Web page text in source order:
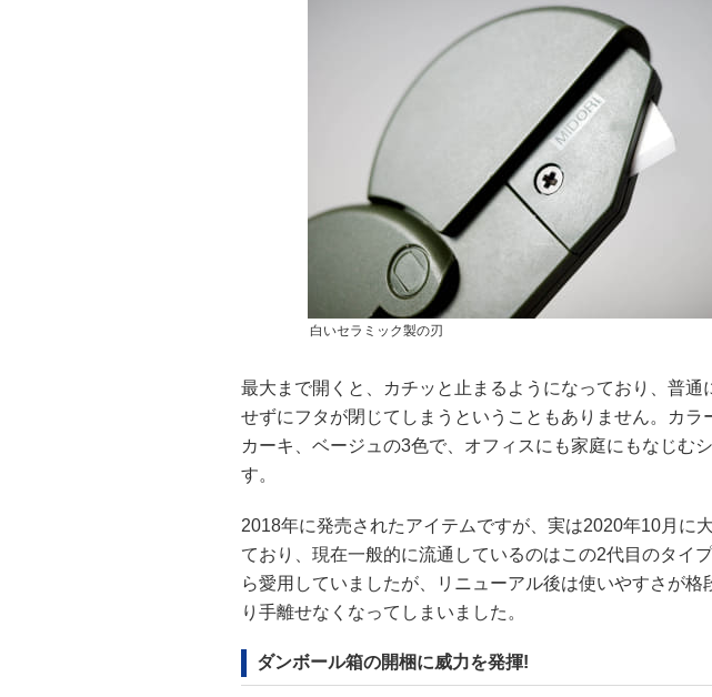
白いセラミック製の刃
最大まで開くと、カチッと止まるようになっており、普通
せずにフタが閉じてしまうということもありません。カラ
カーキ、ベージュの3色で、オフィスにも家庭にもなじむ
す。
2018年に発売されたアイテムですが、実は2020年10月に
ており、現在一般的に流通しているのはこの2代目のタイ
ら愛用していましたが、リニューアル後は使いやすさが格
り手離せなくなってしまいました。
ダンボール箱の開梱に威力を発揮!